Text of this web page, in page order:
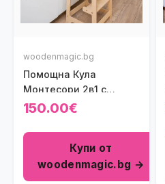
woodenmagic.bg
Помощна Кула
Монтесори 2в1 с
масичка и столче
150.00€
Купи от
woodenmagic.bg →